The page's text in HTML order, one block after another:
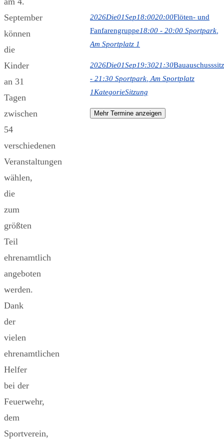
September
können
die
Kinder
an 31
Tagen
zwischen
54
verschiedenen
Veranstaltungen
wählen,
die
zum
größten
Teil
ehrenamtlich
angeboten
werden.
Dank
der
vielen
ehrenamtlichen
Helfer
bei der
Feuerwehr,
dem
Sportverein,
2026Die01Sep18:0020:00Flöten- und
Fanfarengruppe18:00 - 20:00 Sportpark
Am Sportplatz 1
2026Die01Sep19:3021:30
- 21:30 Sportpark , Am Sportplatz
1KategorieSitzung
Mehr Termine anzeigen